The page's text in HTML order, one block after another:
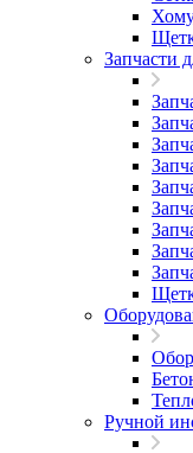
Запчасти
Ручной